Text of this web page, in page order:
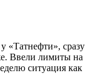
«Татнефти», сразу
Ввели лимиты на
ситуация как